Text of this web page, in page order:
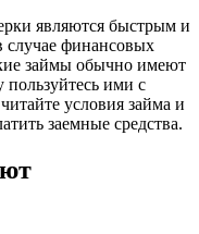
являются быстрым и
случае финансовых
займы обычно имеют
ими с
условия займа и
заемные средства.